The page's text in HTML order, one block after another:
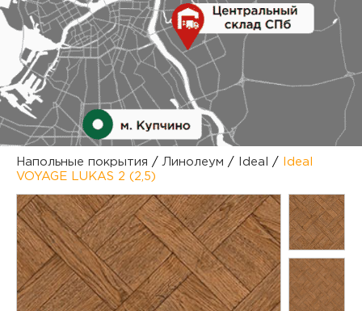
и
Напольные покрытия / Линолеум / Ideal /
Ideal
VOYAGE LUKAS 2 (2,5)